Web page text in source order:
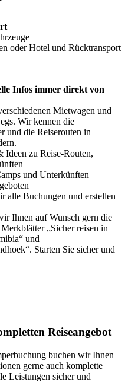
Service auch bereits
die wir später bei
und buchen wir Ihre
und Aktivitäten zum
oder Hotel und Rücktransport
Infos immer direkt von
Mietwagen und
Wir kennen die
und die Reiserouten in
Ideen zu Reise-Routen,
und Unterkünften
alle Buchungen und erstellen
Ihnen auf Wunsch gern die
„Sicher reisen in
und
Starten Sie sicher und
Reiseangebot
buchen wir Ihnen
gerne auch komplette
Leistungen sicher und